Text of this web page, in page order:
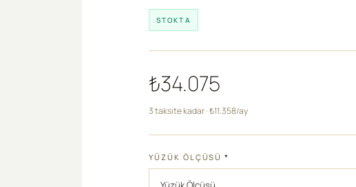
STOKTA
₺34.075
3 taksite kadar · ₺11.358/ay
YÜZÜK ÖLÇÜSÜ *